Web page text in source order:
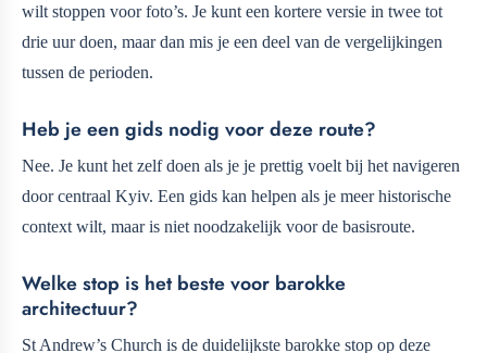
wilt stoppen voor foto’s. Je kunt een kortere versie in twee tot
drie uur doen, maar dan mis je een deel van de vergelijkingen
tussen de perioden.
Heb je een gids nodig voor deze route?
Nee. Je kunt het zelf doen als je je prettig voelt bij het navigeren
door centraal Kyiv. Een gids kan helpen als je meer historische
context wilt, maar is niet noodzakelijk voor de basisroute.
Welke stop is het beste voor barokke
architectuur?
St Andrew’s Church is de duidelijkste barokke stop op deze